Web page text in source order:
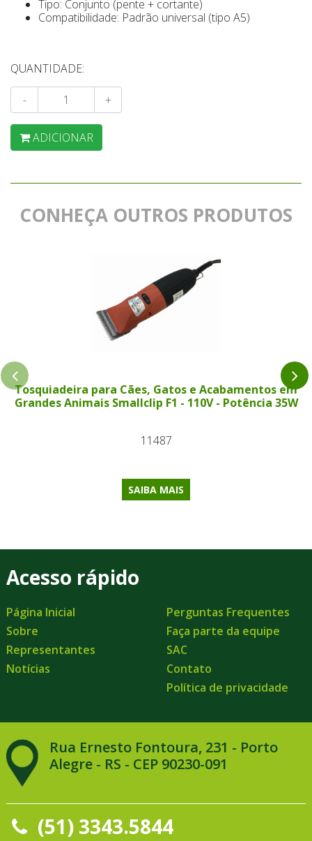
Tipo: Conjunto (pente + cortante)
Compatibilidade: Padrão universal (tipo A5)
QUANTIDADE:
- +
ADICIONAR
CONHEÇA OUTROS PRODUTOS
Tosquiadeira para Cães, Gatos e Acabamentos em
Grandes Animais Smallclip F1 - 110V - Potência 35W
11487
SAIBA MAIS
Acesso rápido
Página Inicial
Sobre
Representantes
Notícias
Perguntas Frequentes
Faça parte da equipe
SAC
Contato
Política de privacidade
Rua Ernesto Fontoura, 231 - Porto
Alegre - RS - CEP 90230-091
(51) 3343.5844